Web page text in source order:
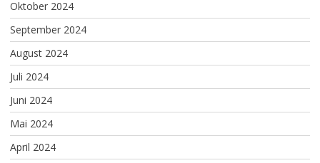
Oktober 2024
September 2024
August 2024
Juli 2024
Juni 2024
Mai 2024
April 2024